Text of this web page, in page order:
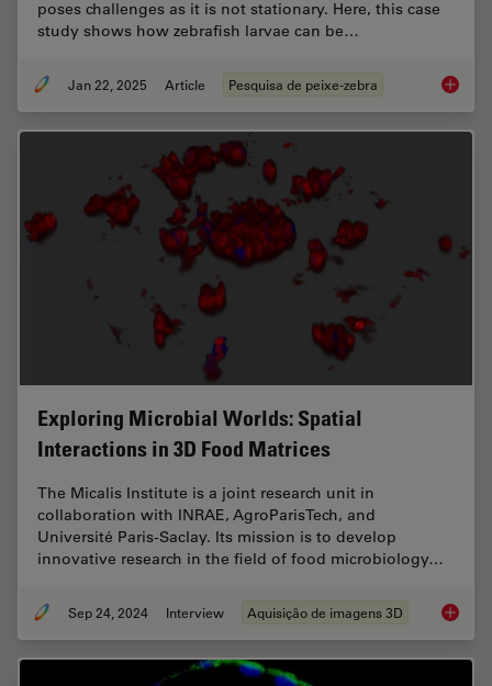
poses challenges as it is not stationary. Here, this case
study shows how zebrafish larvae can be…
Jan 22, 2025 Article Pesquisa de peixe-zebra
Exploring Microbial Worlds: Spatial
Interactions in 3D Food Matrices
The Micalis Institute is a joint research unit in
collaboration with INRAE, AgroParisTech, and
Université Paris-Saclay. Its mission is to develop
innovative research in the field of food microbiology…
Sep 24, 2024 Interview Aquisição de imagens 3D